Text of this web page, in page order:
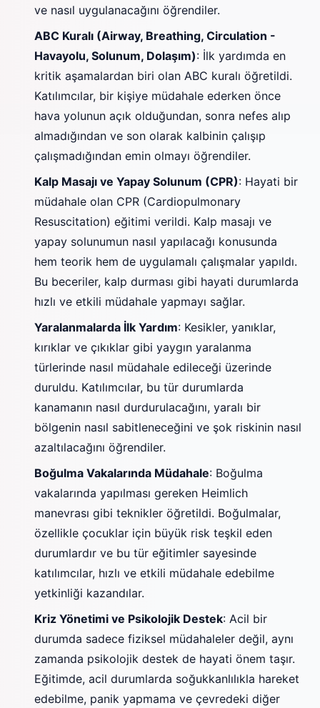
ve nasıl uygulanacağını öğrendiler.
ABC Kuralı (Airway, Breathing, Circulation -
Havayolu, Solunum, Dolaşım): İlk yardımda en
kritik aşamalardan biri olan ABC kuralı öğretildi.
Katılımcılar, bir kişiye müdahale ederken önce
hava yolunun açık olduğundan, sonra nefes alıp
almadığından ve son olarak kalbinin çalışıp
çalışmadığından emin olmayı öğrendiler.
Kalp Masajı ve Yapay Solunum (CPR): Hayati bir
müdahale olan CPR (Cardiopulmonary
Resuscitation) eğitimi verildi. Kalp masajı ve
yapay solunumun nasıl yapılacağı konusunda
hem teorik hem de uygulamalı çalışmalar yapıldı.
Bu beceriler, kalp durması gibi hayati durumlarda
hızlı ve etkili müdahale yapmayı sağlar.
Yaralanmalarda İlk Yardım: Kesikler, yanıklar,
kırıklar ve çıkıklar gibi yaygın yaralanma
türlerinde nasıl müdahale edileceği üzerinde
duruldu. Katılımcılar, bu tür durumlarda
kanamanın nasıl durdurulacağını, yaralı bir
bölgenin nasıl sabitleneceğini ve şok riskinin nasıl
azaltılacağını öğrendiler.
Boğulma Vakalarında Müdahale: Boğulma
vakalarında yapılması gereken Heimlich
manevrası gibi teknikler öğretildi. Boğulmalar,
özellikle çocuklar için büyük risk teşkil eden
durumlardır ve bu tür eğitimler sayesinde
katılımcılar, hızlı ve etkili müdahale edebilme
yetkinliği kazandılar.
Kriz Yönetimi ve Psikolojik Destek: Acil bir
durumda sadece fiziksel müdahaleler değil, aynı
zamanda psikolojik destek de hayati önem taşır.
Eğitimde, acil durumlarda soğukkanlılıkla hareket
edebilme, panik yapmama ve çevredeki diğer